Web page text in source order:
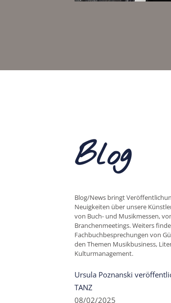
Blog
Blog/News bringt
Neuigkeiten über unsere
von Buch- und Musikmessen,
Branchenmeetings. Weiters
Fachbuchbesprechungen von
den Themen Musikbusiness,
Kulturmanagement.
Ursula Poznanski
TANZ
08/02/2025